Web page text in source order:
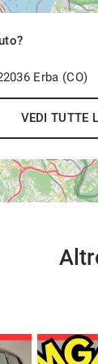
4 giorni,
oppure
a 36 mesi
Erba (CO)
VEDI TUTTE